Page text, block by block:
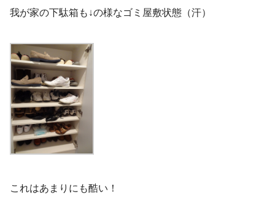
我が家の下駄箱も↓の様なゴミ屋敷状態（汗）
これはあまりにも酷い！